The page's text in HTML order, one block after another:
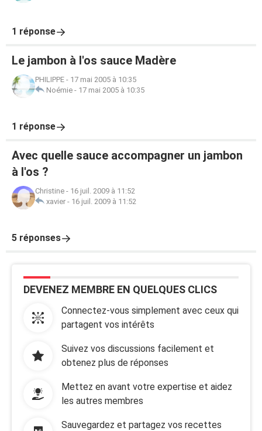
1 réponse
Le jambon à l'os sauce Madère
PHILIPPE - 17 mai 2005 à 10:35
Noémie - 17 mai 2005 à 10:35
1 réponse
Avec quelle sauce accompagner un jambon
à l'os ?
Christine - 16 juil. 2009 à 11:52
xavier - 16 juil. 2009 à 11:52
5 réponses
DEVENEZ MEMBRE EN QUELQUES CLICS
Connectez-vous simplement avec ceux qui
partagent vos intérêts
Suivez vos discussions facilement et
obtenez plus de réponses
Mettez en avant votre expertise et aidez
les autres membres
Sauvegardez et partagez vos recettes